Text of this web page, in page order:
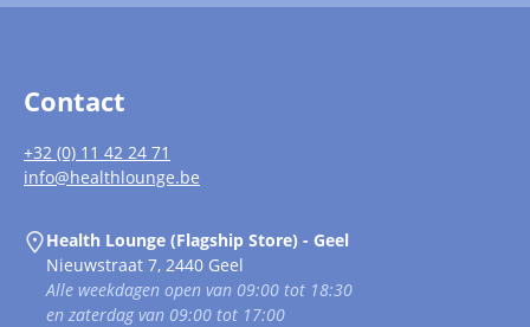
Contact
+32 (0) 11 42 24 71
info@healthlounge.be
Health Lounge (Flagship Store) - Geel
Nieuwstraat 7, 2440 Geel
Alle weekdagen open van 09:00 tot 18:30
en zaterdag van 09:00 tot 17:00